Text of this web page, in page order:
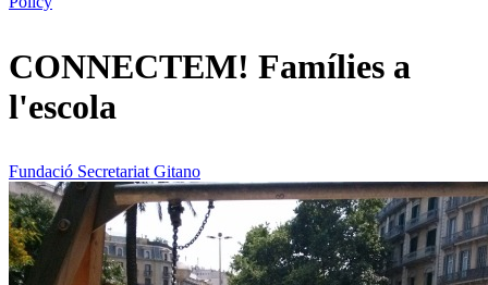
CONNECTEM! Famílies a
l'escola
Fundació Secretariat Gitano